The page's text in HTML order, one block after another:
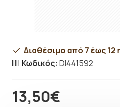
13,50€
Διαθέσιμο από 7 έως 12
Κωδικός: DI441592